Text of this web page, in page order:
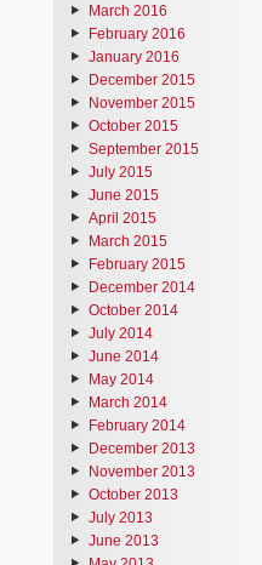
March 2016
February 2016
January 2016
December 2015
November 2015
October 2015
September 2015
July 2015
June 2015
April 2015
March 2015
February 2015
December 2014
October 2014
July 2014
June 2014
May 2014
March 2014
February 2014
December 2013
November 2013
October 2013
July 2013
June 2013